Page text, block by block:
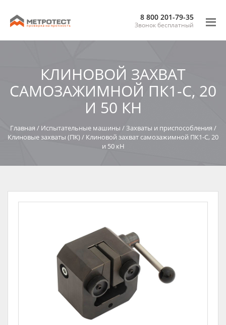
8 800 201-79-35
Звонок бесплатный
КЛИНОВОЙ ЗАХВАТ
САМОЗАЖИМНОЙ ПК1-С, 20
И 50 КН
Главная / Испытательные машины /Захваты и приспособления /
Клиновые захваты (ПК)/ Клиновой захват самозажимной ПК1-С, 20
и 50 кН